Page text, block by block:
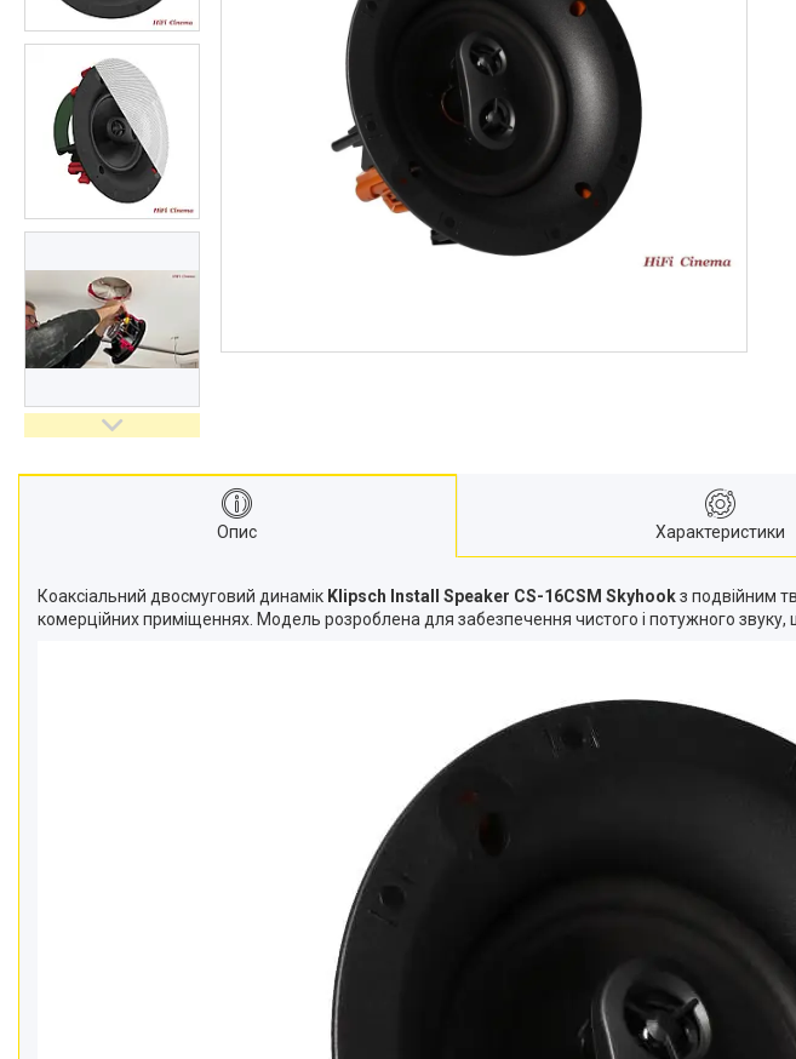
Доставка і оплата
Опис Характеристики
Коаксіальний двосмуговий динамік Klipsch Install Speaker CS-16CSM Skyhookз подвійним
комерційних приміщеннях. Модель розроблена для забезпечення чистого і потужного